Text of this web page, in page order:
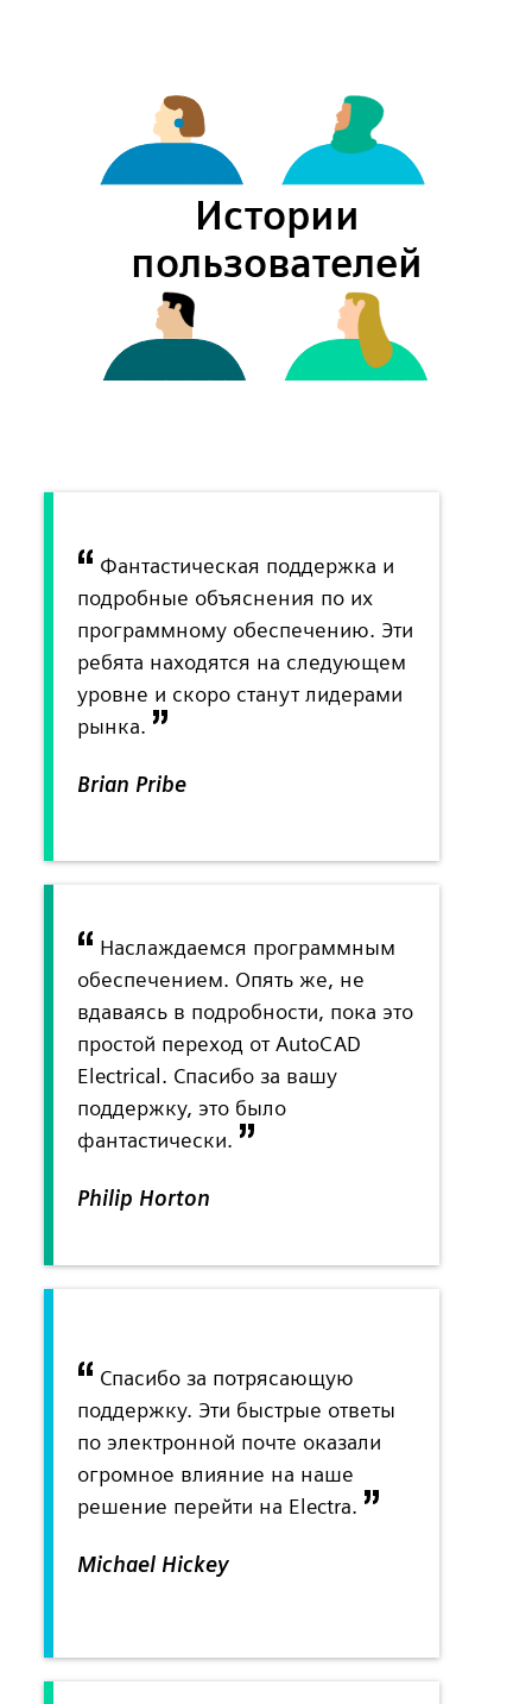
Истории
пользователей
Фантастическая поддержка и
подробные объяснения по их
программному обеспечению. Эти
ребята находятся на следующем
уровне и скоро станут лидерами
рынка.
Brian Pribe
Наслаждаемся программным
обеспечением. Опять же, не
вдаваясь в подробности, пока это
простой переход от AutoCAD
Electrical. Спасибо за вашу
поддержку, это было
фантастически.
Philip Horton
Спасибо за потрясающую
поддержку. Эти быстрые ответы
по электронной почте оказали
огромное влияние на наше
решение перейти на Electra.
Michael Hickey